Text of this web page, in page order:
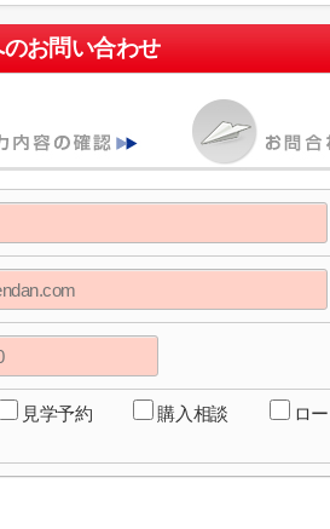
お問い合わせ
見学予約 購入相談
ロ